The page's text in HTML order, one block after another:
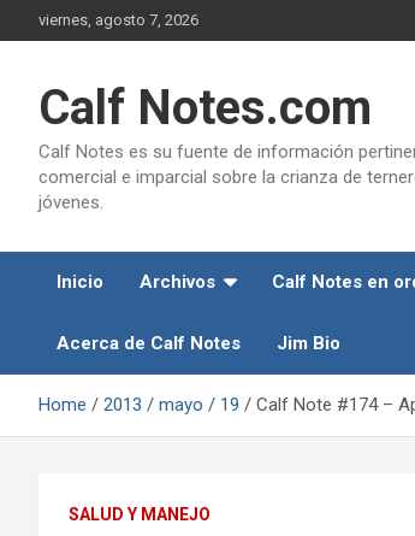
to
viernes, agosto 7, 2026
Calf Notes.com
Calf Notes es su fuente de información
comercial e imparcial sobre la crianza de
jóvenes.
Inicio Archivos Calf Notes en
Acerca de Calf Notes Jim Bio
Home 2013 mayo 19 Calf Note #174 –
SALUD Y MANEJO